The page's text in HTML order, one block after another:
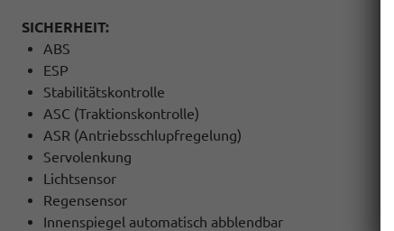
SICHERHEIT:
ABS
ESP
Stabilitätskontrolle
ASC (Traktionskontrolle)
ASR (Antriebsschlupfregelung)
Servolenkung
Lichtsensor
Regensensor
Innenspiegel automatisch abblendbar